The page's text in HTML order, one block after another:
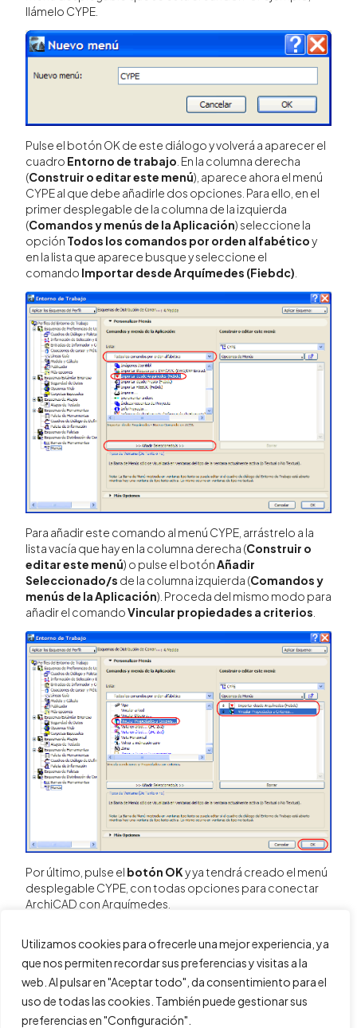
Utilizamos cookies para ofrecerle una mejor experiencia, ya
que nos permiten recordar sus preferencias y visitas a la
web. Al pulsar en "Aceptar todo", da consentimiento para el
uso de todas las cookies. También puede gestionar sus
preferencias en "Configuración".
llámelo CYPE.
Pulse el botón OK de este diálogo y volverá a aparecer el
cuadro Entorno de trabajo . En la columna derecha
(Construir o editar este menú), aparece ahora el menú
CYPE al que debe añadirle dos opciones. Para ello, en el
primer desplegable de la columna de la izquierda
(Comandos y menús de la Aplicación) seleccione la
opción Todos los comandos por orden alfabéticoy
en la lista que aparece busque y seleccione el
comando Importar desde Arquímedes (Fiebdc)
Para añadir este comando al menú CYPE, arrástrelo a la
lista vacía que hay en la columna derecha (Construir o
editar este menú) o pulse el botónAñadir
Seleccionado/s de la columna izquierda (Comandos y
menús de la Aplicación). Proceda del mismo modo para
añadir el comandoVincular propiedades a criterios
Por último, pulse el botón OKy ya tendrá creado el menú
desplegable CYPE, con todas opciones para conectar
ArchiCAD con Arquímedes.
conexión entre ArchiCAD y Arquímedes en su ordenador.
Si desea saber cómo se exporta a Arquímedes la
medición de los elementos dibujados en ArchiCAD,
consulte la pregunta de la FAQ Cómo se exporta a
Arquímedes la medición de los elementos definidos en